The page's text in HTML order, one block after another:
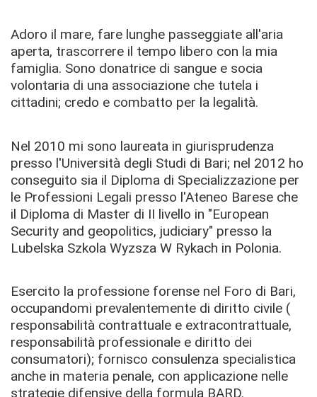
Adoro il mare, fare lunghe passeggiate all'aria
aperta, trascorrere il tempo libero con la mia
famiglia. Sono donatrice di sangue e socia
volontaria di una associazione che tutela i
cittadini; credo e combatto per la legalità.
Nel 2010 mi sono laureata in giurisprudenza
presso l'Università degli Studi di Bari; nel 2012 ho
conseguito sia il Diploma di Specializzazione per
le Professioni Legali presso l'Ateneo Barese che
il Diploma di Master di II livello in "European
Security and geopolitics, judiciary" presso la
Lubelska Szkola Wyzsza W Rykach in Polonia.
Esercito la professione forense nel Foro di Bari,
occupandomi prevalentemente di diritto civile (
responsabilità contrattuale e extracontrattuale,
responsabilità professionale e diritto dei
consumatori); fornisco consulenza specialistica
anche in materia penale, con applicazione nelle
strategie difensive della formula BARD.